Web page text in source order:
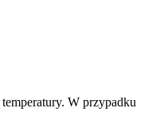
W przypadku